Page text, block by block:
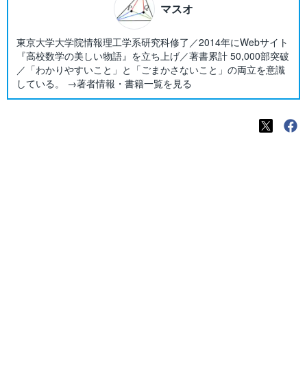
マスオ
東京大学大学院情報理工学系研究科修了／2014年にWebサイト
『高校数学の美しい物語』を立ち上げ／著書累計 50,000部突破
／「わかりやすいこと」と「ごまかさないこと」の両立を意識
している。 →著者情報・書籍一覧を見る